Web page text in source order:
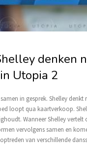
denken
Utopia 2
in gesprek. Shelley
loopt qua kaartverkoop.
Wanneer Shelley
vervolgens samen en
van verschillende